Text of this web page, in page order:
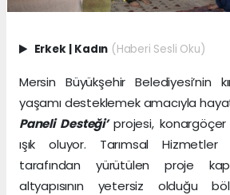
Erkek | Kadın (Haberi Sesli Oku)
Mersin Büyükşehir Belediyesi’nin
yaşamı desteklemek amacıyla
Paneli Desteği’projesi,
ışık oluyor. Tarımsal Hizmetler
tarafından yürütülen proje
altyapısının yetersiz olduğu